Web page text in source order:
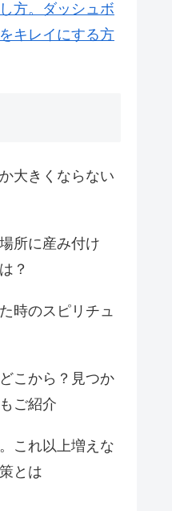
方。ダッシュボ
キレイにする方
大きくならない
所に産み付け
？
時のスピリチュ
こから？見つか
ご紹介
これ以上増えな
とは